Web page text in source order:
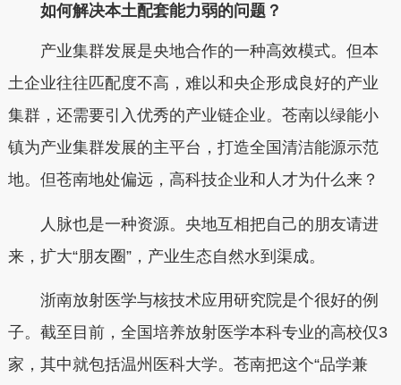
如何解决本土配套能力弱的问题？
产业集群发展是央地合作的一种高效模式。但本
土企业往往匹配度不高，难以和央企形成良好的产业
集群，还需要引入优秀的产业链企业。苍南以绿能小
镇为产业集群发展的主平台，打造全国清洁能源示范
地。但苍南地处偏远，高科技企业和人才为什么来？
人脉也是一种资源。央地互相把自己的朋友请进
来，扩大“朋友圈”，产业生态自然水到渠成。
浙南放射医学与核技术应用研究院是个很好的例
子。截至目前，全国培养放射医学本科专业的高校仅3
家，其中就包括温州医科大学。苍南把这个“品学兼